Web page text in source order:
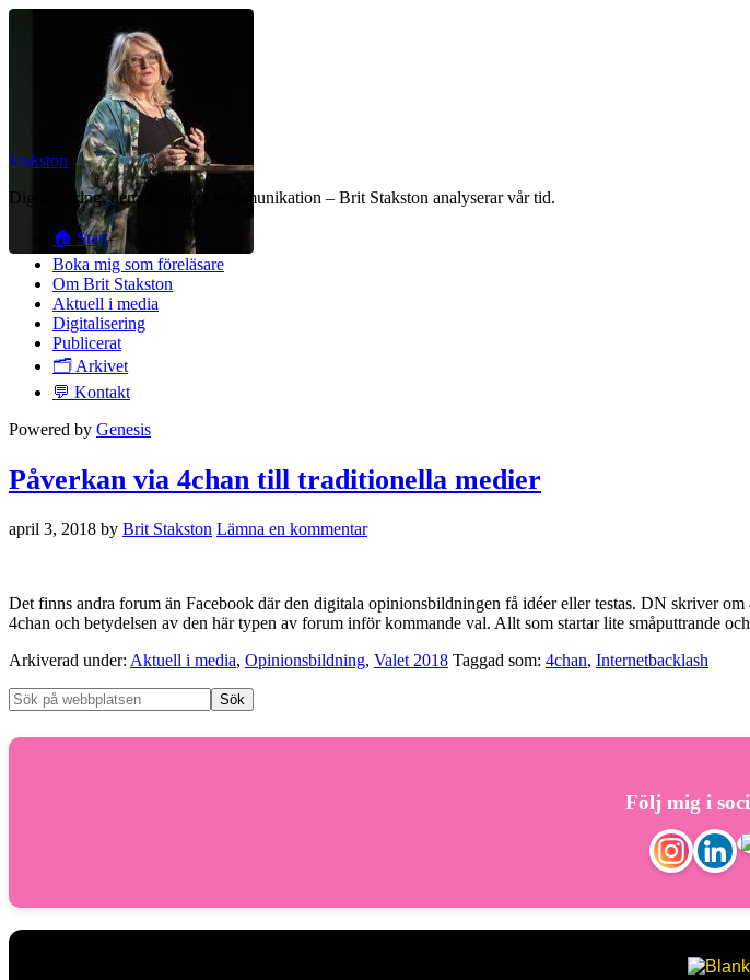
Stakston
Digitalisering, demokrati och kommunikation – Brit Stakston analyserar vår tid.
🏠 Start
Boka mig som föreläsare
Om Brit Stakston
Aktuell i media
Digitalisering
Publicerat
🗂️ Arkivet
💬 Kontakt
Powered by Genesis
Påverkan via 4chan till traditionella medier
april 3, 2018 by Brit Stakston Lämna en kommentar
Det finns andra forum än Facebook där den digitala opinionsbildningen få idéer eller testas. DN skriver
4chan och betydelsen av den här typen av forum inför kommande val. Allt som startar lite småputtrande
Arkiverad under: Aktuell i media, Opinionsbildning, Valet 2018 Taggad som: 4chan, Internetbacklash
Följ mig i